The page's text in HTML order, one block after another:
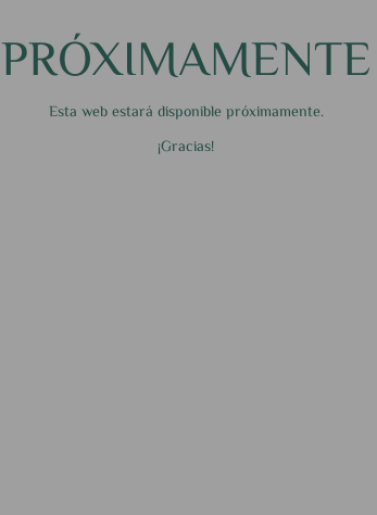
PRÓXIMAMENTE
Esta web estará disponible próximamente.
¡Gracias!